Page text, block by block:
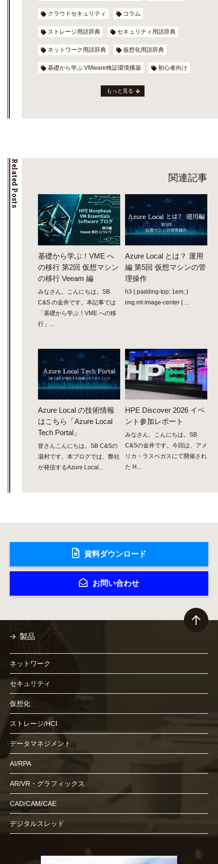
クラウドセキュリティ コラム
ストレージ用語辞典 セキュリティ用語辞典
ネットワーク用語辞典 仮想化用語辞典
基礎から学ぶ VMware検証環境構築 初心者向け
もっと見る
Related Posts 関連記事
基礎から学ぶ！VME へ
の移行 第2回 仮想マシン
の移行 Veeam 編
みなさん、こんにちは。SB
C&S の金井です。本記事では
「基礎から学ぶ！VME への移
行」...
Azure Local とは？ 運用
編 第5回 仮想マシンの管
理操作
h3 { padding-top: 1em; }
img.mt-image-center { ...
Azure Local の技術情報
はこちら「Azure Local
Tech Portal」
皆さんこんにちは。SB C&Sの
湯村です。本ブログでは、弊社
が発信するAzure Local...
HPE Discover 2026 イベ
ント参加レポート
みなさん、こんにちは。SB
C&Sの金井です。今回は、アメ
リカ・ラスベガスにて開催され
た H...
資料ダウンロード
お問い合わせ
製品
ネットワーク
セキュリティ
仮想化
ストレージ/HCI
データマネジメント
AI/RPA
AR/VR・グラフィックス
CAD/CAM/CAE
デジタルスレッド